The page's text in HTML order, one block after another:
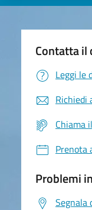
Contatta il
Leggi le
Richiedi
Chiama
Prenota
Problemi
Segnala